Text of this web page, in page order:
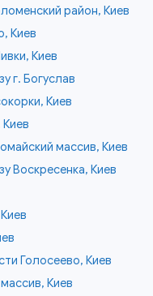
район, Киев
Киев
Киев
г. Богуслав
Киев
массив, Киев
Воскресенка, Киев
Голосеево, Киев
Киев